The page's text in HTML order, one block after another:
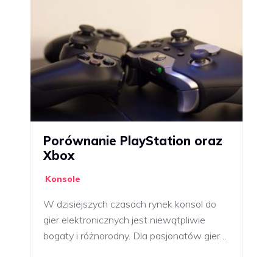
Porównanie PlayStation oraz
Xbox
Konsole
W dzisiejszych czasach rynek konsol do
gier elektronicznych jest niewątpliwie
bogaty i różnorodny. Dla pasjonatów gier…